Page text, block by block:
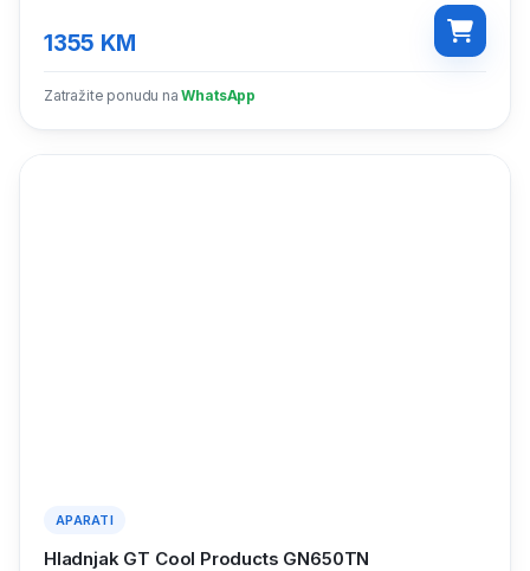
1355 KM
Zatražite ponudu na WhatsApp
APARATI
Hladnjak GT Cool Products GN650TN